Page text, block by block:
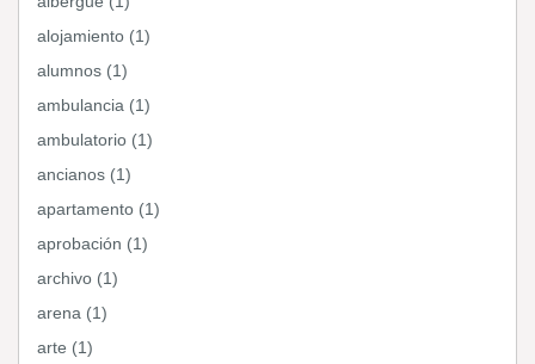
alojamiento (1)
alumnos (1)
ambulancia (1)
ambulatorio (1)
ancianos (1)
apartamento (1)
aprobación (1)
archivo (1)
arena (1)
arte (1)